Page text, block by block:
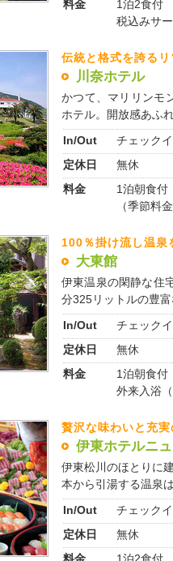
料金
1泊2食付
税込みサ
伝統と格式を誇る
川奈ホテル
かつて、マリリンモ
ホテル。開放感あふ
In/Out
チェック
定休日
無休
料金
1泊朝食
（季節料
100％掛け流し温泉
大東館
伊東温泉の閑静な住
分325リットルの豊
In/Out
チェック
定休日
無休
料金
1泊朝食
外来入浴
贅沢な味わいと充
伊東ホテルニ
伊東松川のほとりに
本から引湯する温泉
In/Out
チェック
定休日
無休